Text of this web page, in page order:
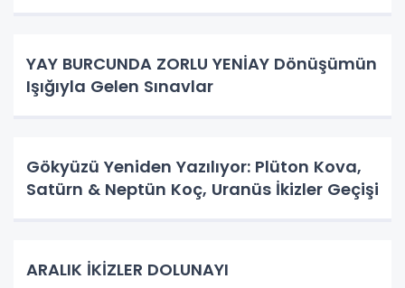
YAY BURCUNDA ZORLU YENİAY Dönüşümün
Işığıyla Gelen Sınavlar
Gökyüzü Yeniden Yazılıyor: Plüton Kova,
Satürn & Neptün Koç, Uranüs İkizler Geçişi
ARALIK İKİZLER DOLUNAYI